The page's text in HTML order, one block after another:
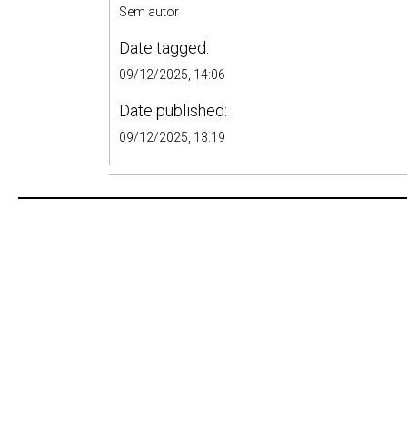
Sem autor
Date tagged:
09/12/2025, 14:06
Date published:
09/12/2025, 13:19